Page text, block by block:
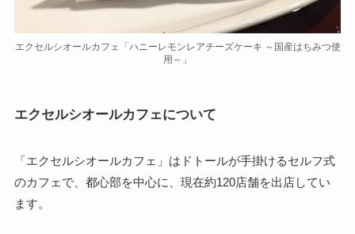
エクセルシオールカフェ「ハニーレモンレアチーズケーキ ～国産はちみつ使
用～」
エクセルシオールカフェについて
「エクセルシオールカフェ」はドトールが手掛けるセルフ式
のカフェで、都心部を中心に、現在約120店舗を出店してい
ます。